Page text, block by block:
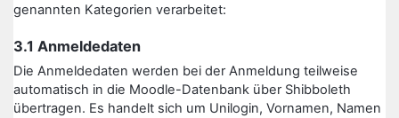
genannten Kategorien verarbeitet:
3.1 Anmeldedaten
Die Anmeldedaten werden bei der Anmeldung teilweise
automatisch in die Moodle-Datenbank über Shibboleth
übertragen. Es handelt sich um Unilogin, Vornamen, Namen